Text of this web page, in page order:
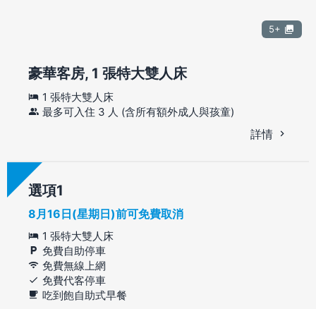
5+
豪華客房, 1 張特大雙人床
1 張特大雙人床
最多可入住 3 人 (含所有額外成人與孩童)
詳情
選項
8月16日(星期日)前可免費取消
1 張特大雙人床
免費自助停車
免費無線上網
免費代客停車
吃到飽自助式早餐